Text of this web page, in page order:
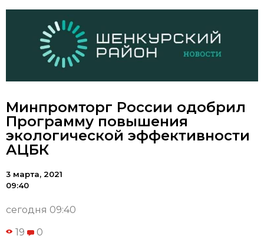
Минпромторг России одобрил
Программу повышения
экологической эффективности
АЦБК
3 марта, 2021
09:40
сегодня 09:40
19 0